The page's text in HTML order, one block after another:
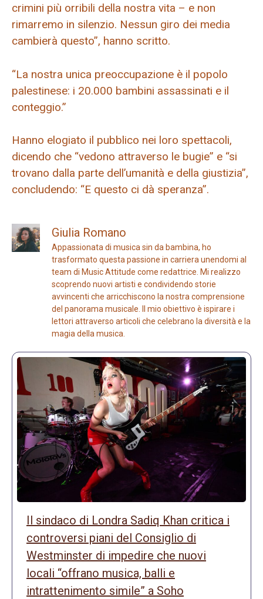
crimini più orribili della nostra vita – e non
rimarremo in silenzio. Nessun giro dei media
cambierà questo”, hanno scritto.
“La nostra unica preoccupazione è il popolo
palestinese: i 20.000 bambini assassinati e il
conteggio.”
Hanno elogiato il pubblico nei loro spettacoli,
dicendo che “vedono attraverso le bugie” e “si
trovano dalla parte dell’umanità e della giustizia”, ​​
concludendo: “E questo ci dà speranza”.
Giulia Romano
Appassionata di musica sin da bambina, ho
trasformato questa passione in carriera unendomi al
team di Music Attitude come redattrice. Mi realizzo
scoprendo nuovi artisti e condividendo storie
avvincenti che arricchiscono la nostra comprensione
del panorama musicale. Il mio obiettivo è ispirare i
lettori attraverso articoli che celebrano la diversità e la
magia della musica.
Il sindaco di Londra Sadiq Khan critica i
controversi piani del Consiglio di
Westminster di impedire che nuovi
locali “offrano musica, balli e
intrattenimento simile” a Soho